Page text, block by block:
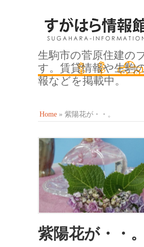
生駒市の菅原住建の
す。賃貸情報や生駒
報などを掲載中。
Home » 紫陽花が・・。
紫陽花が・・。